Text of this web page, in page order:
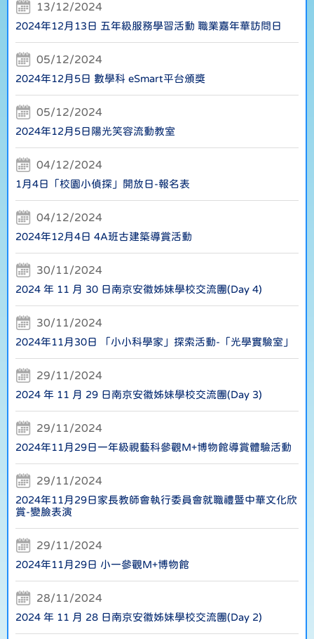
13/12/2024
2024年12月13日 五年級服務學習活動 職業嘉年華訪問日
05/12/2024
2024年12月5日 數學科 eSmart平台頒獎
05/12/2024
2024年12月5日陽光笑容流動教室
04/12/2024
1月4日「校園小偵探」開放日-報名表
04/12/2024
2024年12月4日 4A班古建築導賞活動
30/11/2024
2024 年 11 月 30 日南京安徽姊妹學校交流團(Day 4)
30/11/2024
2024年11月30日 「小小科學家」探索活動-「光學實驗室」
29/11/2024
2024 年 11 月 29 日南京安徽姊妹學校交流團(Day 3)
29/11/2024
2024年11月29日一年級視藝科參觀M+博物館導賞體驗活動
29/11/2024
2024年11月29日家長教師會執行委員會就職禮暨中華文化欣
賞-變臉表演
29/11/2024
2024年11月29日 小一參觀M+博物館
28/11/2024
2024 年 11 月 28 日南京安徽姊妹學校交流團(Day 2)